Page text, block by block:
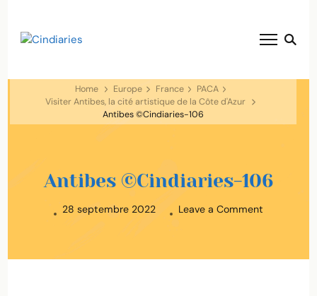
Home Europe France
PACA
Visiter Antibes, la cité artistique de la Côte d'Azur
Antibes ©Cindiaries-106
Antibes ©Cindiaries-106
28 septembre 2022 Leave a Comment